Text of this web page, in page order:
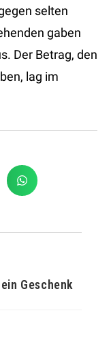
selten
gaben
Der Betrag, den
lag im
Geschenk